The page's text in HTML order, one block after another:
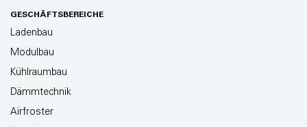
GESCHÄFTSBEREICHE
Ladenbau
Modulbau
Kühlraumbau
Dämmtechnik
Airfroster